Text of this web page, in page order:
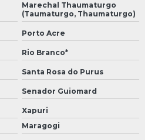
Marechal Thaumaturgo
(Taumaturgo, Thaumaturgo)
Porto Acre
Rio Branco*
Santa Rosa do Purus
Senador Guiomard
Xapuri
Maragogi